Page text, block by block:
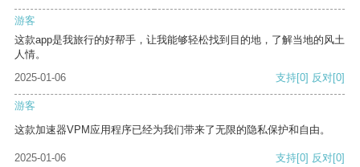
游客
这款app是我旅行的好帮手，让我能够轻松找到目的地，了解当地的风土
人情。
2025-01-06
支持[0] 反对[0]
游客
这款加速器VPM应用程序已经为我们带来了无限的隐私保护和自由。
2025-01-06 支持[0] 反对[0]